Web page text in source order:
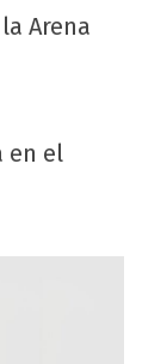
Arena
en el